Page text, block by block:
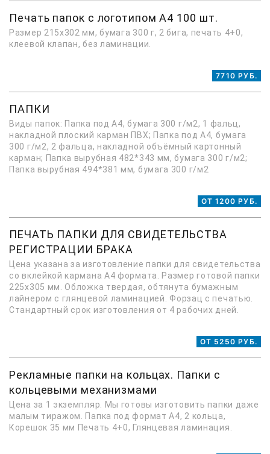
Печать папок с логотипом А4 100 шт.
Размер 215х302 мм, бумага 300 г, 2 бига, печать 4+0,
клеевой клапан, без ламинации.
7710 РУБ.
ПАПКИ
Виды папок: Папка под А4, бумага 300 г/м2, 1 фальц,
накладной плоский карман ПВХ; Папка под А4, бумага
300 г/м2, 2 фальца, накладной объёмный картонный
карман; Папка вырубная 482*343 мм, бумага 300 г/м2;
Папка вырубная 494*381 мм, бумага 300 г/м2
ОТ 1200 РУБ.
ПЕЧАТЬ ПАПКИ ДЛЯ СВИДЕТЕЛЬСТВА
РЕГИСТРАЦИИ БРАКА
Цена указана за изготовление папки для свидетельства
со вклейкой кармана А4 формата. Размер готовой папки
225х305 мм. Обложка твердая, обтянута бумажным
лайнером с глянцевой ламинацией. Форзац с печатью.
Стандартный срок изготовления от 4 рабочих дней.
ОТ 5250 РУБ.
Рекламные папки на кольцах. Папки с
кольцевыми механизмами
Цена за 1 экземпляр. Мы готовы изготовить папки даже
малым тиражом. Папка под формат А4, 2 кольца,
Корешок 35 мм Печать 4+0, Глянцевая ламинация.